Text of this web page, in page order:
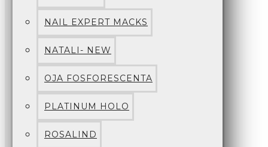
NAIL EXPERT MACKS
NATALI- NEW
OJA FOSFORESCENTA
PLATINUM HOLO
ROSALIND